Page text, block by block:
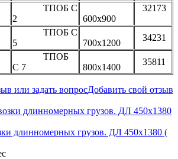
ТПОБ С
2
600х900
32173
ТПОБ С
5
700х1200
34231
ТПОБ
С 7
800х1400
35811
или задать вопросДобавить свой отзыв
длинномерных грузов. ДЛ 450х1380 (